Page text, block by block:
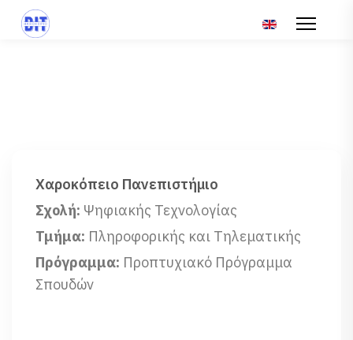
Επιλέξτε τη
Χαροκόπειο Πανεπιστήμιο
Σχολή: Ψηφιακής Τεχνολογίας
Τμήμα: Πληροφορικής και Τηλεματικής
Πρόγραμμα: Προπτυχιακό Πρόγραμμα
Σπουδών